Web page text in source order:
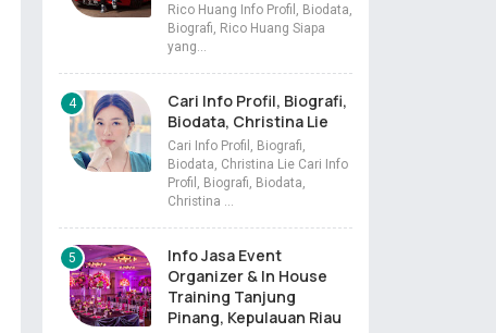
Rico Huang Info Profil, Biodata,
Biografi, Rico Huang Siapa
yang…
Cari Info Profil, Biografi,
Biodata, Christina Lie
Cari Info Profil, Biografi,
Biodata, Christina Lie Cari Info
Profil, Biografi, Biodata,
Christina …
Info Jasa Event
Organizer & In House
Training Tanjung
Pinang, Kepulauan Riau